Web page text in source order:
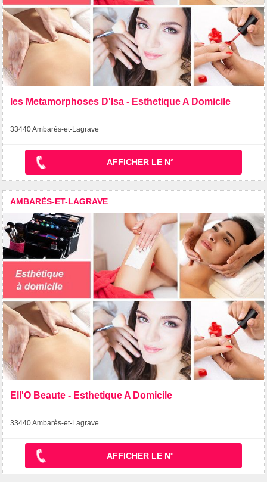
les Metamorphoses D'Isa - Esthetique A Domicile
33440 Ambarès-et-Lagrave
AFFICHER LE N°
AMBARÈS-ET-LAGRAVE
Ell'O Beaute - Esthetique A Domicile
33440 Ambarès-et-Lagrave
AFFICHER LE N°